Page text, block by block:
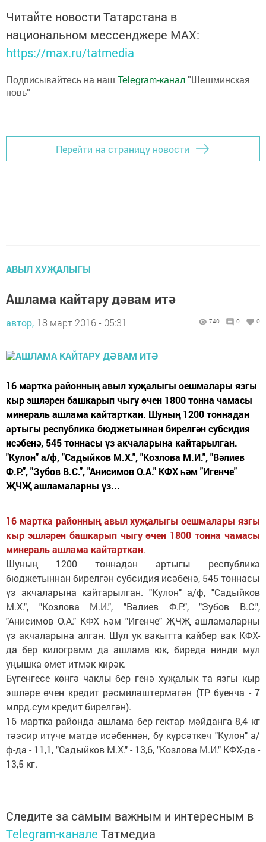
Читайте новости Татарстана в
национальном мессенджере MАХ:
https://max.ru/tatmedia
Подписывайтесь на наш Telegram-канал "Шешминская
новь"
Перейти на страницу новости
АВЫЛ ХУҖАЛЫГЫ
Ашлама кайтару дәвам итә
автор, 18 март 2016 - 05:31 740 0 0
16 мартка районның авыл хуҗалыгы оешмалары язгы
кыр эшләрен башкарып чыгу өчен 1800 тонна чамасы
минераль ашлама кайтарткан. Шуның 1200 тоннадан
артыгы республика бюджетыннан бирелгән субсидия
исәбенә, 545 тоннасы үз акчаларына кайтарылган.
"Кулон" а/ф, "Садыйков М.Х.", "Козлова М.И.", "Вәлиев
Ф.Р.", "Зубов В.С.", "Анисимов О.А." КФХ һәм "Игенче"
ҖЧҖ ашламаларны үз...
16 мартка районның авыл хуҗалыгы оешмалары язгы
кыр эшләрен башкарып чыгу өчен 1800 тонна чамасы
минераль ашлама кайтарткан.
Шуның 1200 тоннадан артыгы республика
бюджетыннан бирелгән субсидия исәбенә, 545 тоннасы
үз акчаларына кайтарылган. "Кулон" а/ф, "Садыйков
М.Х.", "Козлова М.И.", "Вәлиев Ф.Р.", "Зубов В.С.",
"Анисимов О.А." КФХ һәм "Игенче" ҖЧҖ ашламаларны
үз акчаларына алган. Шул ук вакытта кайбер вак КФХ-
да бер килограмм да ашлама юк, биредә нинди мул
уңышка өмет итмәк кирәк.
Бүгенгесе көнгә чаклы бер генә хуҗалык та язгы кыр
эшләре өчен кредит рәсмиләштермәгән (ТР буенча - 7
млрд.сум кредит бирелгән).
16 мартка районда ашлама бер гектар мәйданга 8,4 кг
тәэсир итүче матдә исәбеннән, бу күрсәткеч "Кулон" а/
ф-да - 11,1, "Садыйков М.Х." - 13,6, "Козлова М.И." КФХ-да -
13,5 кг.
Следите за самым важным и интересным в
Telegram-канале Татмедиа